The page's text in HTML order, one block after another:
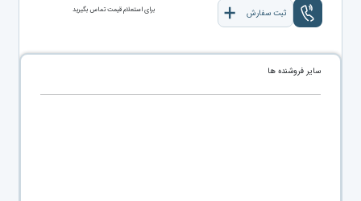
ثبت سفارش برای استعلام قیمت تماس بگیرید
سایر فروشنده ها